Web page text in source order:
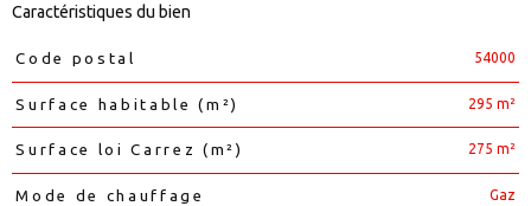
Caractéristiques du bien
Caractéristiques Valeurs
Code postal 54000
Surface habitable (m²) 295 m²
Surface loi Carrez (m²) 275 m²
Mode de chauffage Gaz